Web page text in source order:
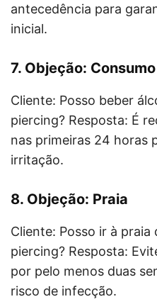
antecedência para
inicial.
7. Objeção:
Cliente: Posso beber
piercing? Resposta: É
nas primeiras 24 horas
irritação.
8. Objeção: Praia
Cliente: Posso ir à praia
piercing? Resposta:
por pelo menos duas
risco de infecção.